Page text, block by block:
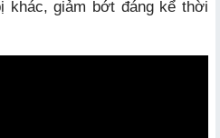
khác, giảm bớt đáng kể thời